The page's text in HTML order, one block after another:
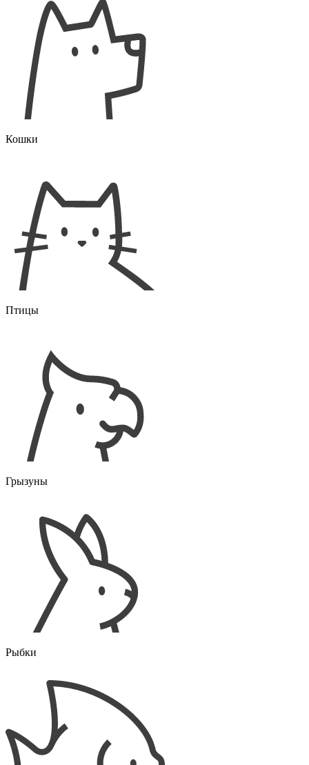
Кошки
Птицы
Грызуны
Рыбки